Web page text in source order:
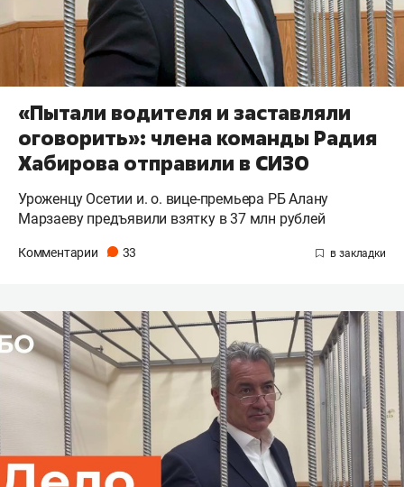
«Пытали водителя и заставляли
оговорить»: члена команды Радия
Хабирова отправили в СИЗО
Уроженцу Осетии и. о. вице-премьера РБ Алану
Марзаеву предъявили взятку в 37 млн рублей
Комментарии 33